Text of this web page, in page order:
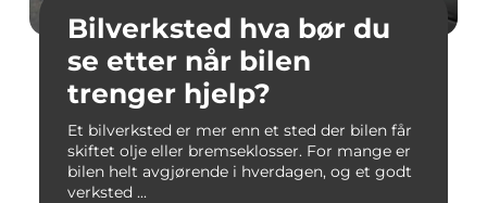
Bilverksted hva bør du
se etter når bilen
trenger hjelp?
Et bilverksted er mer enn et sted der bilen får
skiftet olje eller bremseklosser. For mange er
bilen helt avgjørende i hverdagen, og et godt
verksted ...